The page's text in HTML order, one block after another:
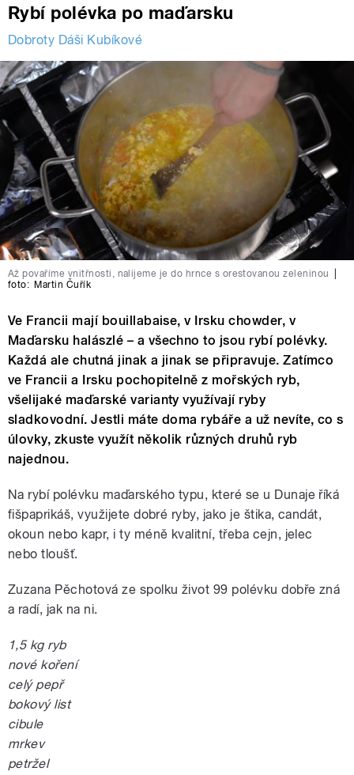
Rybí polévka po maďarsku
Dobroty Dáši Kubíkové
Až povaříme vnitřnosti, nalijeme je do hrnce s orestovanou zeleninou
foto: Martin Čuřík
Ve Francii mají bouillabaise, v Irsku chowder, v
Maďarsku halászlé – a všechno to jsou rybí polévky.
Každá ale chutná jinak a jinak se připravuje. Zatímco
ve Francii a Irsku pochopitelně z mořských ryb,
všelijaké maďarské varianty využívají ryby
sladkovodní. Jestli máte doma rybáře a už nevíte, co s
úlovky, zkuste využít několik různých druhů ryb
najednou.
Na rybí polévku maďarského typu, které se u Dunaje říká
fišpaprikáš, využijete dobré ryby, jako je štika, candát,
okoun nebo kapr, i ty méně kvalitní, třeba cejn, jelec
nebo tloušť.
Zuzana Pěchotová ze spolku život 99 polévku dobře zná
a radí, jak na ni.
1,5 kg ryb
nové koření
celý pepř
bokový list
cibule
mrkev
petržel